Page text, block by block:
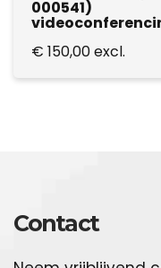
000541)
€ 150,00excl.
Contact